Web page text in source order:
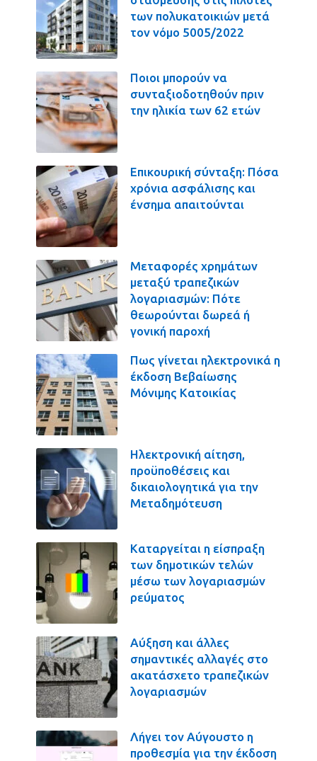
των πολυκατοικιών μετά
τον νόμο 5005/2022
Ποιοι μπορούν να
συνταξιοδοτηθούν πριν
την ηλικία των 62 ετών
Επικουρική σύνταξη: Πόσα
χρόνια ασφάλισης και
ένσημα απαιτούνται
Μεταφορές χρημάτων
μεταξύ τραπεζικών
λογαριασμών: Πότε
θεωρούνται δωρεά ή
γονική παροχή
Πως γίνεται ηλεκτρονικά η
έκδοση Βεβαίωσης
Μόνιμης Κατοικίας
Ηλεκτρονική αίτηση,
προϋποθέσεις και
δικαιολογητικά για την
Μεταδημότευση
Καταργείται η είσπραξη
των δημοτικών τελών
μέσω των λογαριασμών
ρεύματος
Αύξηση και άλλες
σημαντικές αλλαγές στο
ακατάσχετο τραπεζικών
λογαριασμών
Λήγει τον Αύγουστο η
προθεσμία για την έκδοση